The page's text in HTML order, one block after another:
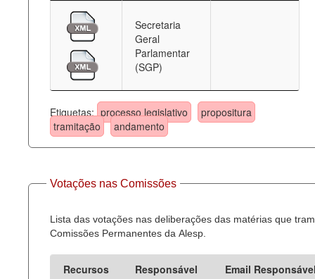
Secretaria
Geral
Parlamentar
(SGP)
Etiquetas: processo legislativo
propositura
tramitação
andamento
Votações nas Comissões
Lista das votações nas deliberações das matérias que
Comissões Permanentes da Alesp.
Recursos Responsável
Email